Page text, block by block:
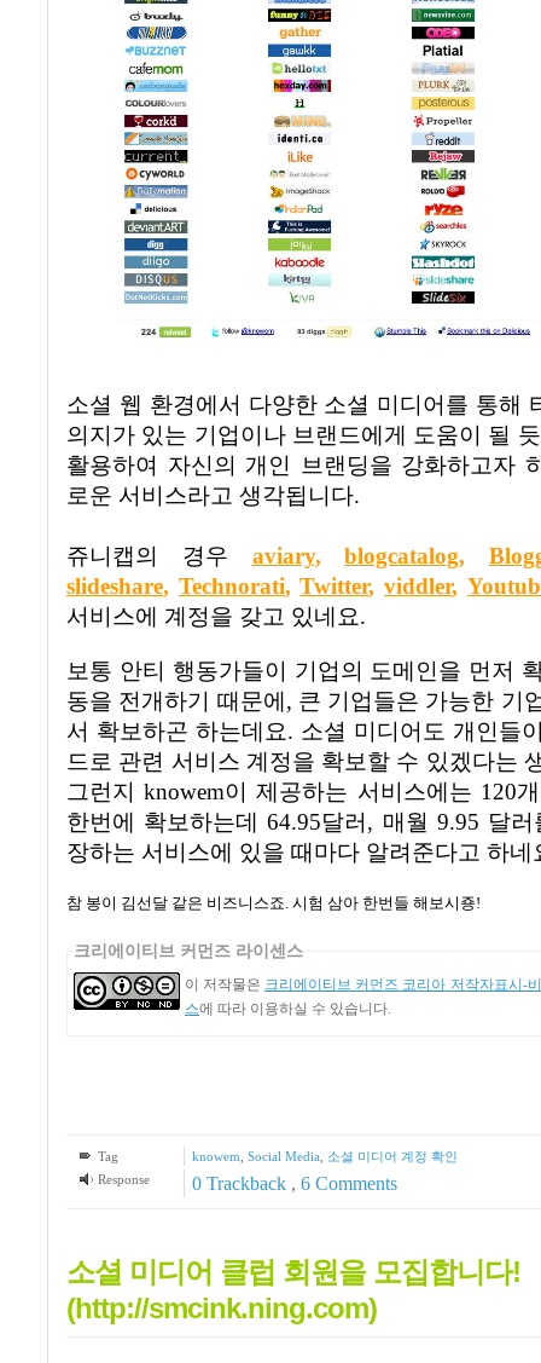
소셜 웹 환경에서 다양한 소셜 미디어를 통해
의지가 있는 기업이나 브랜드에게 도움이 될
활용하여 자신의 개인 브랜딩을 강화하고자
로운 서비스라고 생각됩니다.
쥬니캡의 경우 aviary,blogcatalog,
slideshare, Technorati,Twitter,viddler,
서비스에 계정을 갖고 있네요.
보통 안티 행동가들이 기업의 도메인을 먼저
동을 전개하기 때문에 , 큰 기업들은 가능한 기
서 확보하곤 하는데요. 소셜 미디어도 개인들
드로 관련 서비스 계정을 확보할 수 있겠다는
그런지
knowem이 제공하는 서비스에는 120
한번에 확보하는데
64.95달러 , 매월 9.95 달
장하는 서비스에 있을 때마다 알려준다고 하네
참 봉이 김선달 같은 비즈니스죠. 시험 삼아 한번들 해보시죵!
크리에이티브 커먼즈 라이센스
이 저작물은 크리에이티브 커먼즈 코리아 저작자표시-
스에 따라 이용하실 수 있습니다.
Tag knowem Social Media
소셜 미디어 계정 확인
Response
0 Trackback , 6Comments
소셜 미디어 클럽 회원을 모집합니다!
(http://smcink.ning.com)